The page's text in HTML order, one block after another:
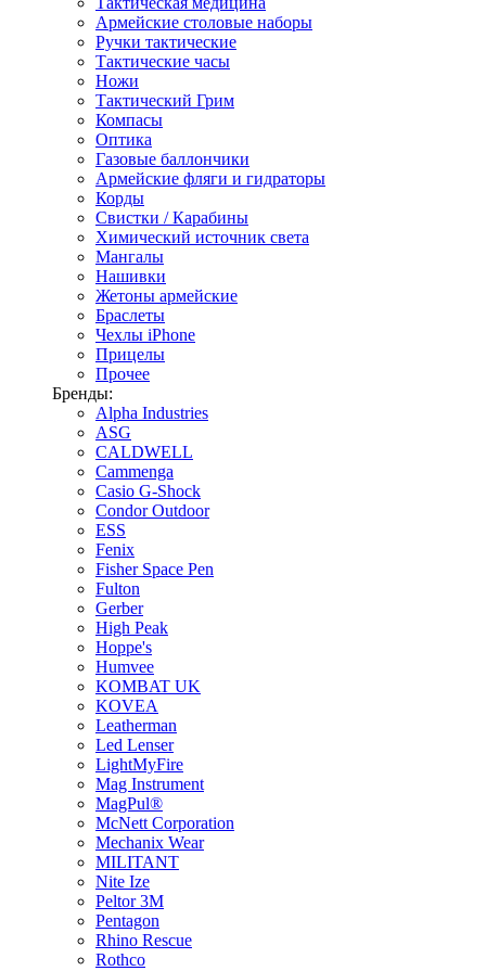
Армейские столовые наборы
Ручки тактические
Тактические часы
Ножи
Тактический Грим
Компасы
Оптика
Газовые баллончики
Армейские фляги и гидраторы
Корды
Свистки / Карабины
Химический источник света
Мангалы
Нашивки
Жетоны армейские
Браслеты
Чехлы iPhone
Прицелы
Прочее
Бренды:
Alpha Industries
ASG
CALDWELL
Cammenga
Casio G-Shock
Condor Outdoor
ESS
Fenix
Fisher Space Pen
Fulton
Gerber
High Peak
Hoppe's
Humvee
KOMBAT UK
KOVEA
Leatherman
Led Lenser
LightMyFire
Mag Instrument
MagPul®
McNett Corporation
Mechanix Wear
MILITANT
Nite Ize
Peltor 3M
Pentagon
Rhino Rescue
Rothco